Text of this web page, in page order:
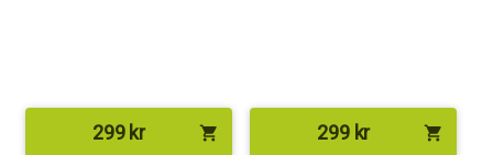
299kr shopping_cart 299 kr shopping_cart